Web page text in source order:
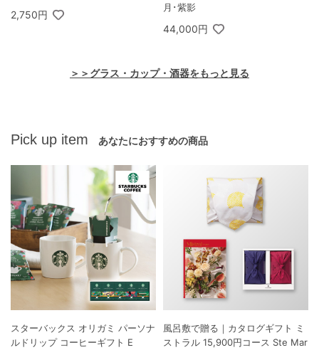
2,750円
月･紫影
44,000円
＞＞グラス・カップ・酒器をもっと見る
Pick up item あなたにおすすめの商品
スターバックス オリガミ パーソナ
ルドリップ コーヒーギフト E
風呂敷で贈る｜カタログギフト ミ
ストラル 15,900円コース Ste Mar